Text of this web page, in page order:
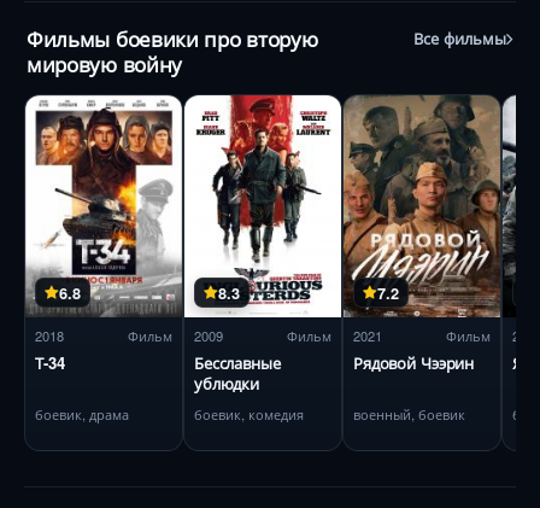
Фильмы боевики про вторую
мировую войну
Все фильмы
6.8
2018 Фильм
Т-34
боевик, драма
8.3
2009 Фильм
Бесславные
ублюдки
боевик, комедия
7.2
2021 Фильм
Рядовой Чээрин
военный, боевик
2014